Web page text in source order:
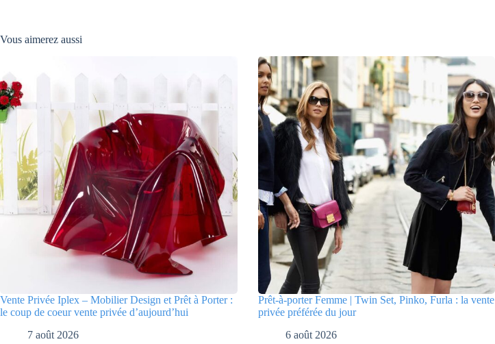
Vous aimerez aussi
Vente Privée Iplex – Mobilier Design et Prêt à Porter :
le coup de coeur vente privée d’aujourd’hui
7 août 2026
Prêt-à-porter Femme | Twin Set, Pinko, Furla : la vente
privée préférée du jour
6 août 2026